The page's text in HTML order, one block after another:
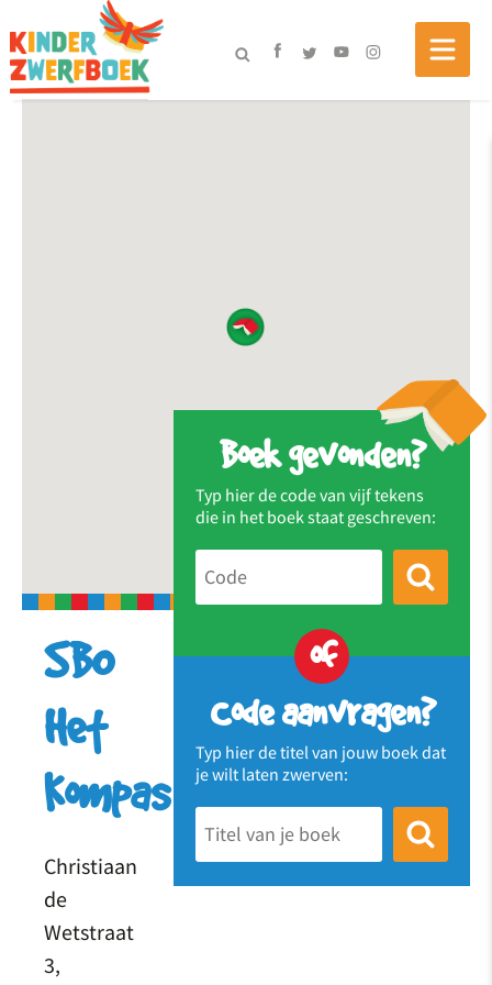
Boek gevonden?
Typ hier de code van vijf tekens
die in het boek staat geschreven:
of
Code aanvragen?
Typ hier de titel van jouw boek dat
je wilt laten zwerven:
SBO
Het
Kompas
Christiaan
de
Wetstraat
3,